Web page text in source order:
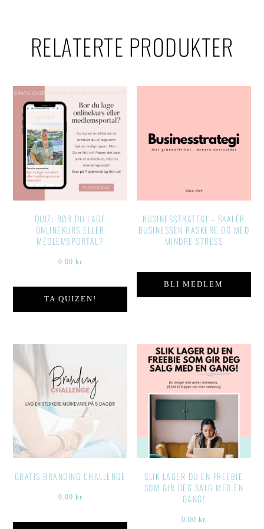
RELATERTE PRODUKTER
QUIZ: BØR DU LAGE
ONLINEKURS ELLER
MEDLEMSPORTAL?
0.00 kr
TA QUIZEN!
BUSINESSTRATEGI – SKALÉR
BUSINESSEN RASKERE OG MED
MINDRE STRESS
BLI MEDLEM
GRATIS BRANDING CHALLENGE
0.00 kr
SLIK LAGER DU EN FREEBIE
SOM GIR DEG SALG MED EN
GANG!
0.00kr